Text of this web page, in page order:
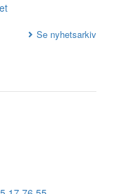
Se nyhetsarkiv